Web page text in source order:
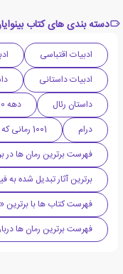
دسته بندی های کتاب بینوایان (2
ادبیات اقتباسی
ادبیات داستانی
داستان رئال
دهه 1860 میلادی
درام
1001 رمانی که باید قبل از مرگ بخوانید
فهرست برترین رمان ها در
برترین آثار تبدیل شده به
فهرست کتاب ها با
فهرست برترین رمان ها